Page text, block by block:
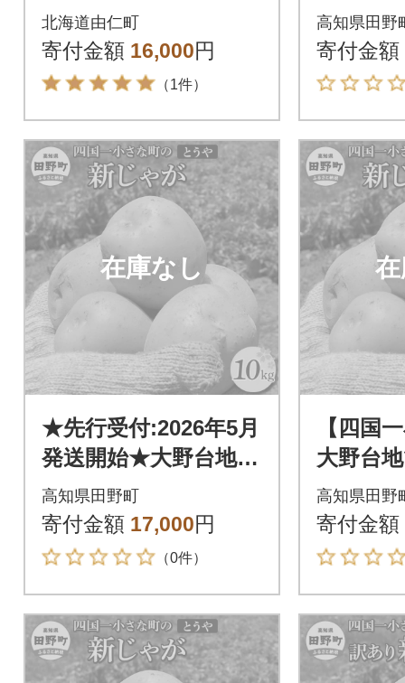
北海道由仁町
寄付金額 16,000円
（1件）
れた 令
ガイモ
高知県田野
寄付金額
在庫なし
★先行受付:2026年5月
発送開始★大野台地で
採れた令和8年産新じ
ゃがいも『とうや』1
0kg
高知県田野町
寄付金額 17,000円
（0件）
【四国
大野台
和6年産
『とう
高知県田野
寄付金額